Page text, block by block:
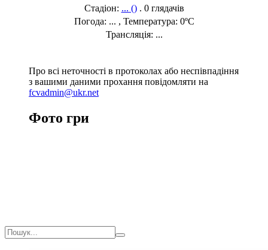
Стадіон: ... (). 0 глядачів
Погода: ... , Температура: 0ºC
Трансляція: ...
Про всі неточності в протоколах або неспівпадіння
з вашими даними прохання повідомляти на
fcvadmin@ukr.net
Фото гри